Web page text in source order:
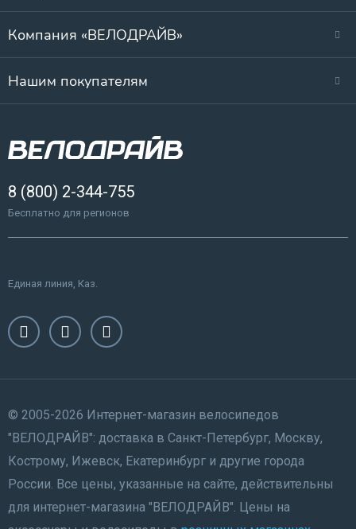
Компания «ВЕЛОДРАЙВ»
Нашим покупателям
8 (800) 2-344-755
Бесплатно для регионов
Единая линия, Каз.
© 2005-2026 Интернет-магазин велосипедов
"ВЕЛОДРАЙВ": доставка в Санкт-Петербург, Москву,
Кострому, Ижевск, Екатеринбург и другие города
России. Все цены, указанные на сайте, действительны
для интернет-магазина "ВЕЛОДРАЙВ". Цены на